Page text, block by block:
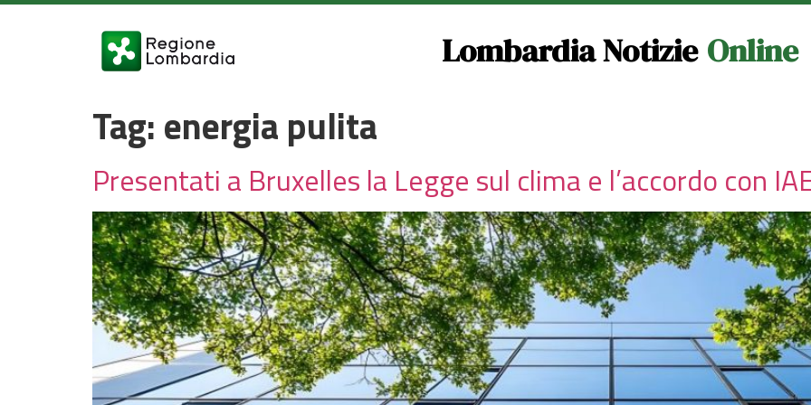
Lombardia Notizie Online
Tag:energia pulita
Presentati a Bruxelles la Legge sul clima e l’accordo con